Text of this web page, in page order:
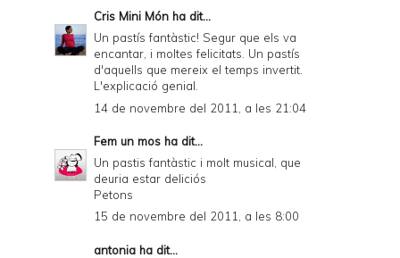
Cris Mini Món ha dit...
Un pastís fantàstic! Segur que els va
encantar, i moltes felicitats. Un pastís
d'aquells que mereix el temps invertit.
L'explicació genial.
14 de novembre del 2011, a les 21:04
Fem un mos ha dit...
Un pastis fantàstic i molt musical, que
deuria estar deliciós
Petons
15 de novembre del 2011, a les 8:00
antonia ha dit...